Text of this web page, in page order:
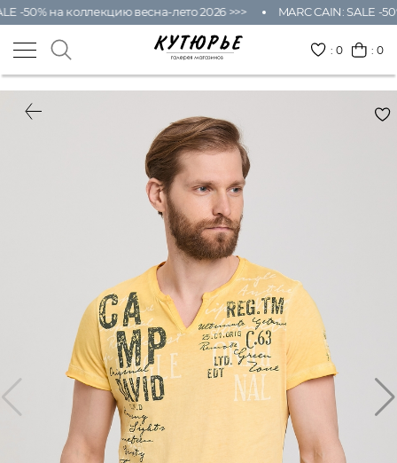
-50% на коллекцию весна-лето 2026 >>> MARC CAIN: SALE -
:0 : 0